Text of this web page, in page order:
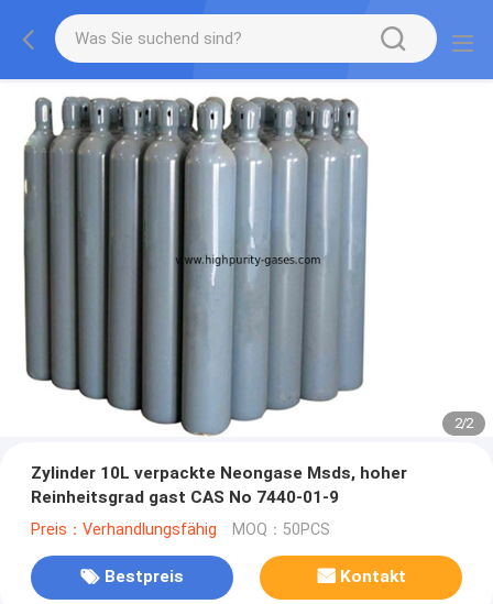
2/2
Zylinder 10L verpackte Neongase Msds, hoher
Reinheitsgrad gast CAS No 7440-01-9
Preis：Verhandlungsfähig MOQ：50PCS
Bestpreis Kontakt